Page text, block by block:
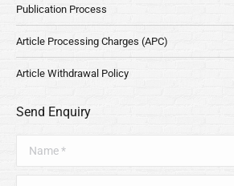
Publication Process
Article Processing Charges (APC)
Article Withdrawal Policy
Send Enquiry